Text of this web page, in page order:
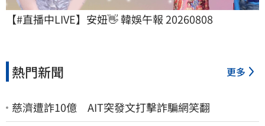
【#直播中LIVE】安妞👋 韓娛午報 20260808
熱門新聞 更多
慈濟遭詐10億 AIT突發文打擊詐騙網笑翻